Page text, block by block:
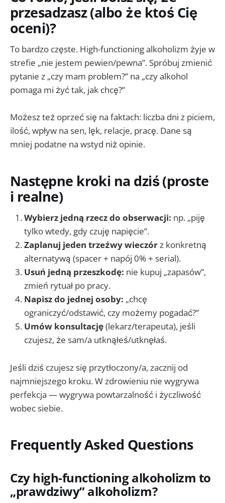
przesadzasz (albo że ktoś Cię
oceni)?
To bardzo częste. High-functioning alkoholizm żyje w
strefie „nie jestem pewien/pewna”. Spróbuj zmienić
pytanie z „czy mam problem?” na „czy alkohol
pomaga mi żyć tak, jak chcę?”
Możesz też oprzeć się na faktach: liczba dni z piciem,
ilość, wpływ na sen, lęk, relacje, pracę. Dane są
mniej podatne na wstyd niż opinie.
Następne kroki na dziś (proste
i realne)
Wybierz jedną rzecz do obserwacji: np. „piję
tylko wtedy, gdy czuję napięcie”.
Zaplanuj jeden trzeźwy wieczórz konkretną
alternatywą (spacer + napój 0% + serial).
Usuń jedną przeszkodę: nie kupuj „zapasów”,
zmień rytuał po pracy.
Napisz do jednej osoby: „chcę
ograniczyć/odstawić, czy możemy pogadać?”
Umów konsultację(lekarz/terapeuta), jeśli
czujesz, że sam/a utknąłeś/utknęłaś.
Jeśli dziś czujesz się przytłoczony/a, zacznij od
najmniejszego kroku. W zdrowieniu nie wygrywa
perfekcja — wygrywa powtarzalność i życzliwość
wobec siebie.
Frequently Asked Questions
Czy high-functioning alkoholizm to
„prawdziwy” alkoholizm?